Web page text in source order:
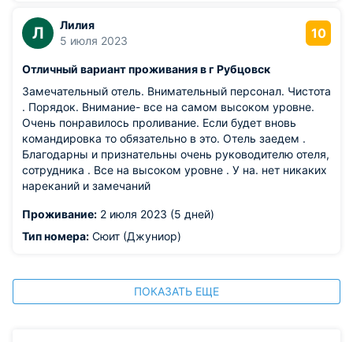
Л
Лилия
5 июля 2023
10
Отличный вариант проживания в г Рубцовск
Замечательный отель. Внимательный персонал. Чистота
. Порядок. Внимание- все на самом высоком уровне.
Очень понравилось проливание. Если будет вновь
командировка то обязательно в это. Отель заедем .
Благодарны и признательны очень руководителю отеля,
сотрудника . Все на высоком уровне . У на. нет никаких
нареканий и замечаний
Проживание: 2 июля 2023 (5 дней)
Тип номера: Сюит (Джуниор)
ПОКАЗАТЬ ЕЩЕ